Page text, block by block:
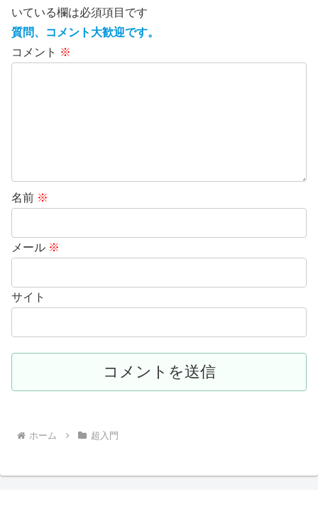
いている欄は必須項目です
質問、コメント大歓迎です。
コメント ※
名前 ※
メール ※
サイト
ホーム 超入門